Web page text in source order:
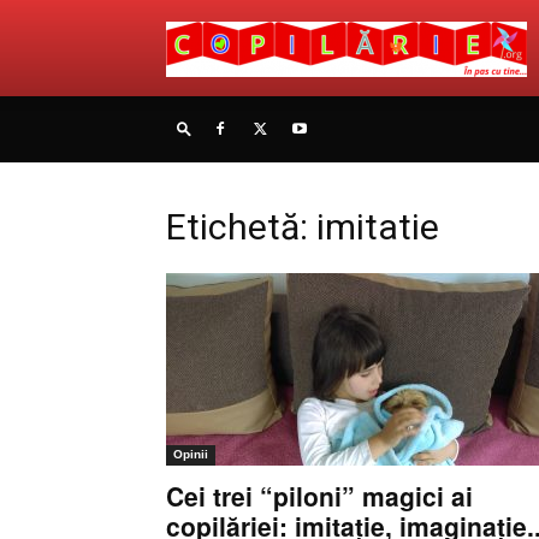
Etichetă: imitatie
Opinii
Cei trei “piloni” magici ai
copilăriei: imitaţie,